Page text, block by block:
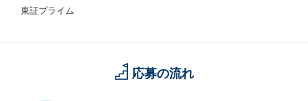
東証プライム
応募の流れ